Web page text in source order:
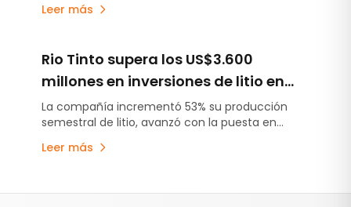
Impacto Ambiental, estabiliza el esquema de
infraestructura.
Leer más
Rio Tinto supera los US$3.600
millones en inversiones de litio en
Argentina y acelera la puesta en
marcha de sus proyectos
La compañía incrementó 53% su producción
semestral de litio, avanzó con la puesta en
previsto y continúa escalando Rincón, el primer
Leer más